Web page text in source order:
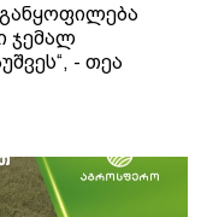
ჯემალ
- თეა